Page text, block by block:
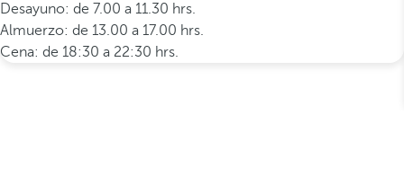
Desayuno: de 7.00 a 11.30 hrs.
Almuerzo: de 13.00 a 17.00 hrs.
Cena: de 18:30 a 22:30 hrs.